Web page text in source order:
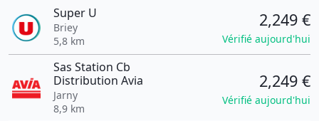
Super U
Briey
5,8 km
2,249 €
Vérifié aujourd'hui
Sas Station Cb
Distribution Avia
Jarny
8,9 km
2,249 €
Vérifié aujourd'hui